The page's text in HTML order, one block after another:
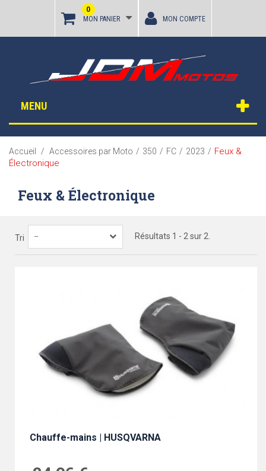
MON PANIER
0
MON COMPTE
MENU
Accueil / Accessoires par Moto / 350 / FC / 2023 / Feux &
Électronique
Feux & Électronique
Tri -- Résultats 1 - 2 sur 2.
Chauffe-mains | HUSQVARNA